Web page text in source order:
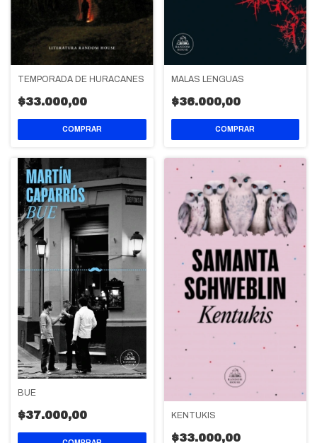
TEMPORADA DE HURACANES
$33.000,00
MALAS LENGUAS
$36.000,00
BUE
$37.000,00 KENTUKIS
$33.000,00